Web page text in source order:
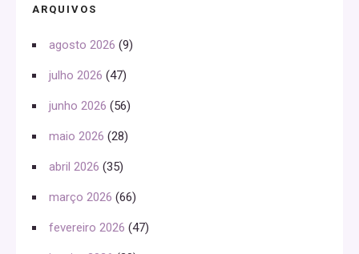
ARQUIVOS
agosto 2026 (9)
julho 2026 (47)
junho 2026 (56)
maio 2026 (28)
abril 2026 (35)
março 2026 (66)
fevereiro 2026 (47)